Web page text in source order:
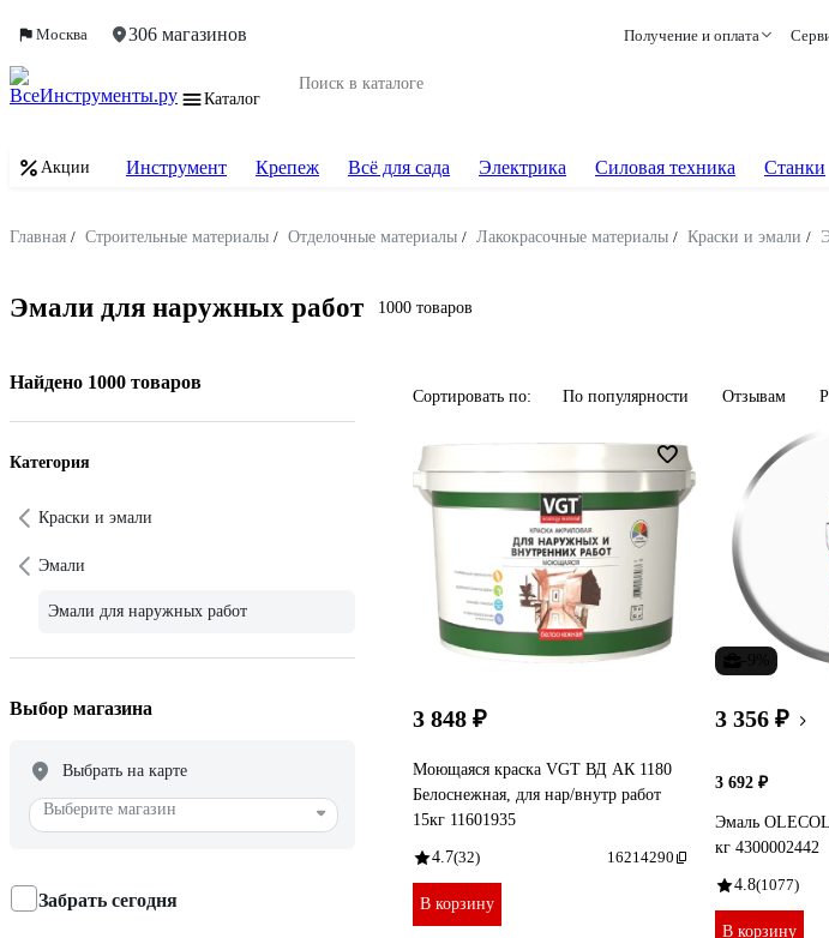
Москва 306 магазинов Получение и оплата
Каталог
Акции Инструмент Крепеж Всё для сада Электрика Силовая техника Станки
Главная / Строительные материалы / Отделочные материалы / Лакокрасочные материалы / Краски и эмали /
Эмали для наружных работ 1000 товаров
Найдено 1000 товаров
Категория
Краски и эмали
Эмали
Эмали для наружных работ
Выбор магазина
Выбрать на карте
Выберите магазин
Забрать сегодня
Сортировать по: По популярности Отзывам
3 848 ₽
Моющаяся краска VGT ВД АК 1180
Белоснежная, для нар/внутр работ
15кг 11601935
4.7(32) 16214290
В корзину
3 356 ₽
3 692 ₽
Эмаль
кг 4300002442
4.8(1077)
В корзину